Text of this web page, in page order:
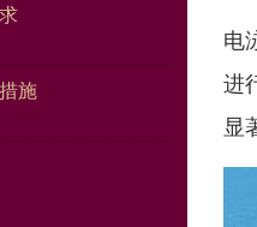
施
电
进
显